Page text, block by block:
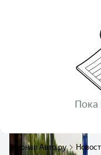
Пока
Журнал Авто.ру